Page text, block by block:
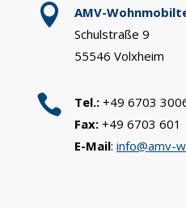

AMV-
Schulstraße 9
55546 Volxheim
 Tel.:+49 6703
Fax:+49 6703 601
E-Mail: info@amv-